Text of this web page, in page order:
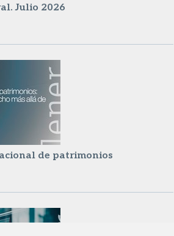
Julio 2026
de patrimonios